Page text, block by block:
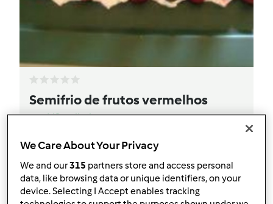
Semifrio de frutos vermelhos
porMScarllati
We Care About Your Privacy
We and our315 partners store and access personal
data, like browsing data or unique identifiers, on your
device. Selecting I Accept enables tracking